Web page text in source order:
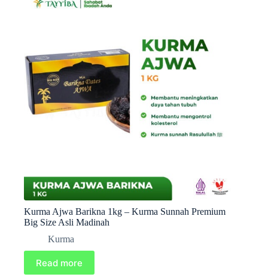
Kurma Ajwa Barikna 1kg – Kurma Sunnah Premium
Big Size Asli Madinah
Kurma
Read more